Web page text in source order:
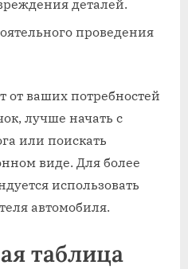
деталей.
проведения
от ваших потребностей
лучше начать с
или поискать
виде. Для более
использовать
автомобиля.
таблица